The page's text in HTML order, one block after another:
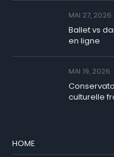
MAI 27, 2026
Ballet vs
en ligne
MAI 19, 2026
culturelle
HOME